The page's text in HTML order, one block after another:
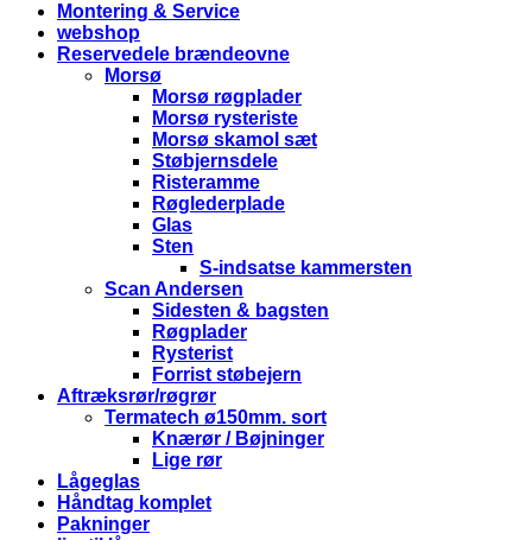
Montering & Service
webshop
Reservedele brændeovne
Morsø
Morsø røgplader
Morsø rysteriste
Morsø skamol sæt
Støbjernsdele
Risteramme
Røglederplade
Glas
Sten
S-indsatse kammersten
Scan Andersen
Sidesten & bagsten
Røgplader
Rysterist
Forrist støbejern
Aftræksrør/røgrør
Termatech ø150mm. sort
Knærør / Bøjninger
Lige rør
Lågeglas
Håndtag komplet
Pakninger